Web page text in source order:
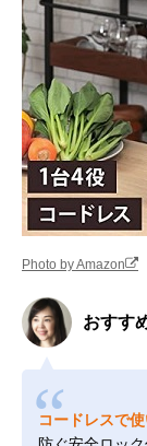
Photo by Amazon
おすす
コードレスで